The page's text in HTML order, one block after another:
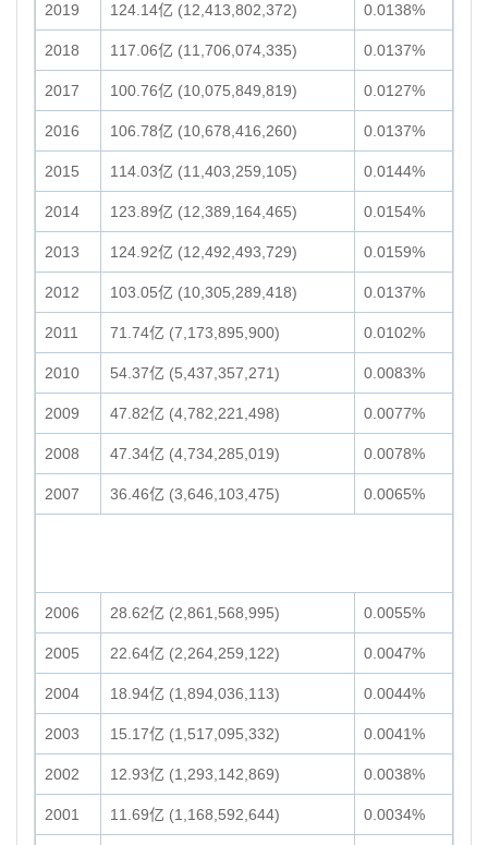
2019 124.14亿 (12,413,802,372) 0.0138%
2018 117.06亿 (11,706,074,335) 0.0137%
2017 100.76亿 (10,075,849,819) 0.0127%
2016 106.78亿 (10,678,416,260) 0.0137%
2015 114.03亿 (11,403,259,105) 0.0144%
2014 123.89亿 (12,389,164,465) 0.0154%
2013 124.92亿 (12,492,493,729) 0.0159%
2012 103.05亿 (10,305,289,418) 0.0137%
2011 71.74亿 (7,173,895,900) 0.0102%
2010 54.37亿 (5,437,357,271) 0.0083%
2009 47.82亿 (4,782,221,498) 0.0077%
2008 47.34亿 (4,734,285,019) 0.0078%
2007 36.46亿 (3,646,103,475) 0.0065%
2006 28.62亿 (2,861,568,995) 0.0055%
2005 22.64亿 (2,264,259,122) 0.0047%
2004 18.94亿 (1,894,036,113) 0.0044%
2003 15.17亿 (1,517,095,332) 0.0041%
2002 12.93亿 (1,293,142,869) 0.0038%
2001 11.69亿 (1,168,592,644) 0.0034%